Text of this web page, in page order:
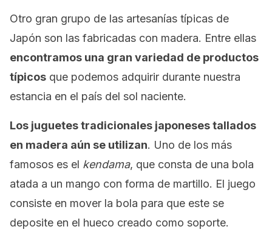
Otro gran grupo de las artesanías típicas de
Japón son las fabricadas con madera. Entre ellas
encontramos una gran variedad de productos
típicos que podemos adquirir durante nuestra
estancia en el país del sol naciente.
Los juguetes tradicionales japoneses tallados
en madera aún se utilizan. Uno de los más
famosos es el kendama, que consta de una bola
atada a un mango con forma de martillo. El juego
consiste en mover la bola para que este se
deposite en el hueco creado como soporte.